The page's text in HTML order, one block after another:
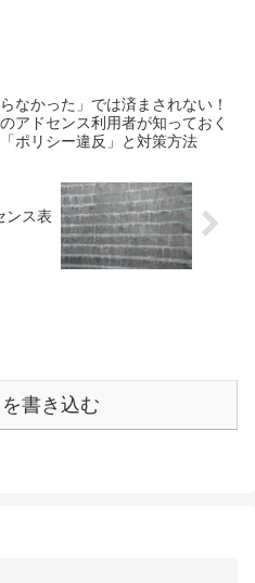
らなかった」では済まされない！
アドセンス利用者が知っておく
ポリシー違反」と対策方法
ンス表
書き込む